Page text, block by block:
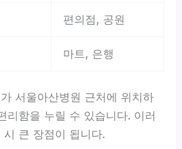
편의점, 공원
마트, 은행
서울아산병원 근처에 위치하
리함을 누릴 수 있습니다. 이러
큰 장점이 됩니다.